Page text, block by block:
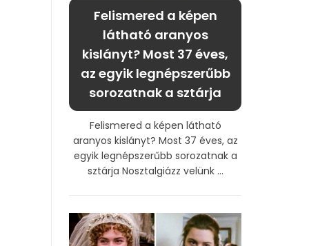
Felismered a képen
látható aranyos
kislányt? Most 37 éves,
az egyik legnépszerűbb
sorozatnak a sztárja
Felismered a képen látható
aranyos kislányt? Most 37 éves, az
egyik legnépszerűbb sorozatnak a
sztárja Nosztalgiázz velünk ...